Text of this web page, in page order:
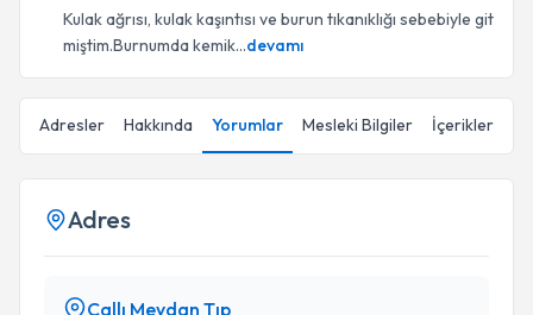
Kulak ağrısı, kulak kaşıntısı ve burun tıkanıklığı sebebiyle git
miştim.Burnumda kemik...devamı
Adresler Hakkında Yorumlar Mesleki Bilgiler İçerikler
Adres
Çallı Meydan Tıp